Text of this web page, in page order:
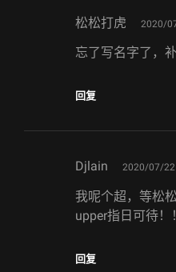
松松打虎 says:
2020/
忘了写名字了，
回复
Djlain says:
2020/07/22
我呢个超，等松
upper指日可待！
回复